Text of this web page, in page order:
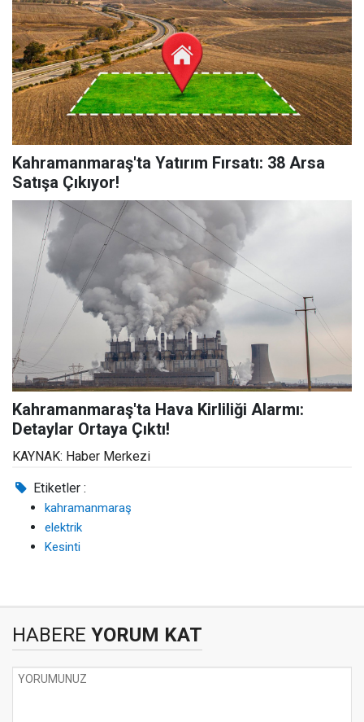
Kahramanmaraş'ta Yatırım Fırsatı: 38 Arsa
Satışa Çıkıyor!
Kahramanmaraş'ta Hava Kirliliği Alarmı:
Detaylar Ortaya Çıktı!
KAYNAK: Haber Merkezi
Etiketler :
kahramanmaraş
elektrik
Kesinti
HABERE YORUM KAT